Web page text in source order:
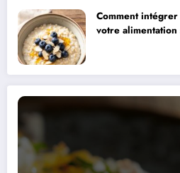
Comment intégrer
votre